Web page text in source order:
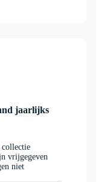
jaarlijks
collectie
vrijgegeven
niet